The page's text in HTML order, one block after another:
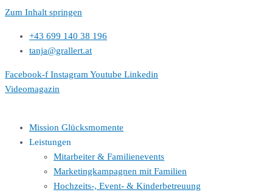
Zum Inhalt springen
+43 699 140 38 196
tanja@grallert.at
Facebook-f Instagram Youtube Linkedin
Videomagazin
Mission Glücksmomente
Leistungen
Mitarbeiter & Familienevents
Marketingkampagnen mit Familien
Hochzeits-, Event- & Kinderbetreuung